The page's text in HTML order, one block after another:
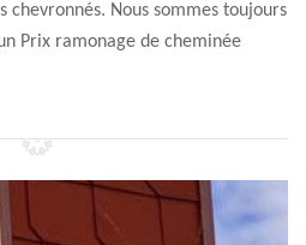
chevronnés. Nous sommes toujours
Prix ramonage de cheminée